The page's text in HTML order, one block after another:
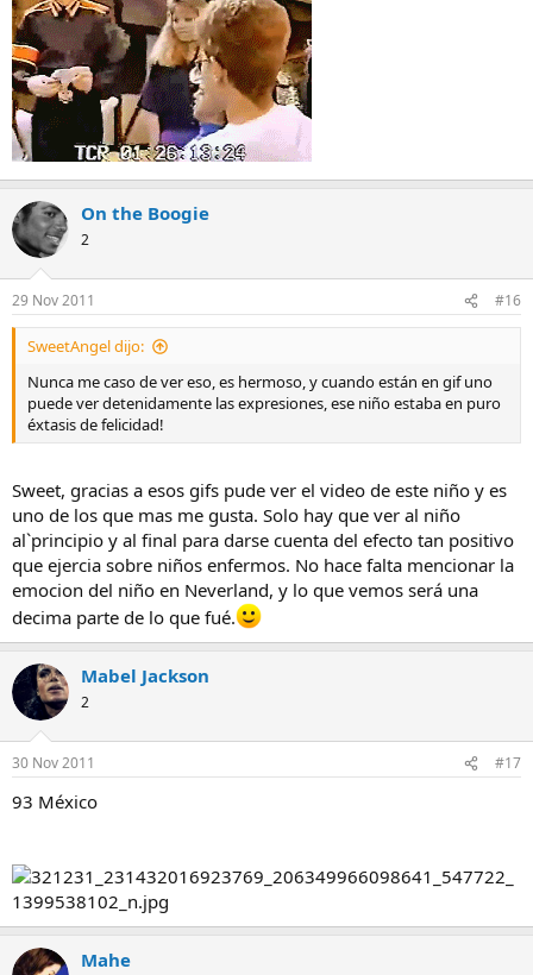
On the Boogie
2
29 Nov 2011 #16
SweetAngel dijo:
Nunca me caso de ver eso, es hermoso, y cuando están en gif uno
puede ver detenidamente las expresiones, ese niño estaba en puro
éxtasis de felicidad!
Sweet, gracias a esos gifs pude ver el video de este niño y es
uno de los que mas me gusta. Solo hay que ver al niño
al`principio y al final para darse cuenta del efecto tan positivo
que ejercia sobre niños enfermos. No hace falta mencionar la
emocion del niño en Neverland, y lo que vemos será una
decima parte de lo que fué.
Mabel Jackson
2
30 Nov 2011 #17
93 México
Mahe